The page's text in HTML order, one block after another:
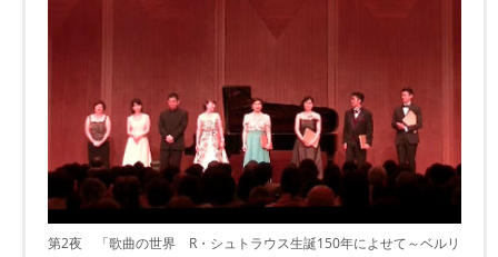
第2夜 「歌曲の世界 R・シュトラウス生誕150年によせて～ベルリ